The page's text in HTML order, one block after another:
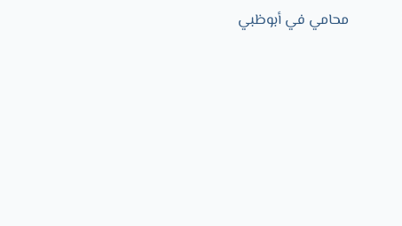
محامي في أبوظبي